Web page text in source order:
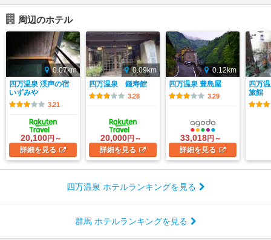
周辺のホテル
0.07km
四万温泉 渓声の宿
いずみや
3.21
20,100円～
詳細を見る
0.09km
四万温泉 鍾寿館
3.28
20,000円～
詳細を見る
0.12km
四万温泉 豊島屋
3.29
33,018円～
詳細を見る
四万
旅館
四万温泉 ホテルランキングを見る
群馬 ホテルランキングを見る